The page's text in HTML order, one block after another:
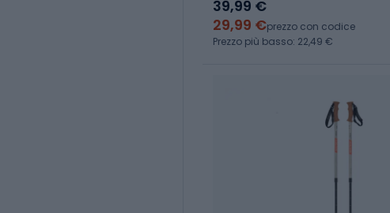
39,99 €
29,99 €prezzo con codice
Prezzo più basso: 22,49 €